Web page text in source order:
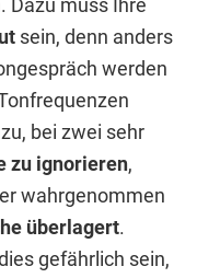
Dazu muss Ihre
sein, denn anders
werden
bei zwei sehr
zu ignorieren,
wahrgenommen
überlagert.
gefährlich sein,